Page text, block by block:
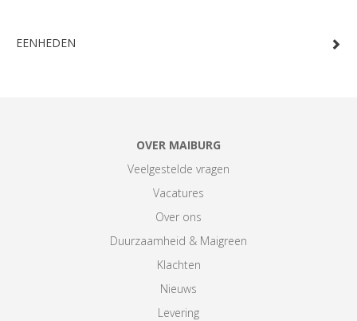
EENHEDEN
OVER MAIBURG
Veelgestelde vragen
Vacatures
Over ons
Duurzaamheid & Maigreen
Klachten
Nieuws
Levering